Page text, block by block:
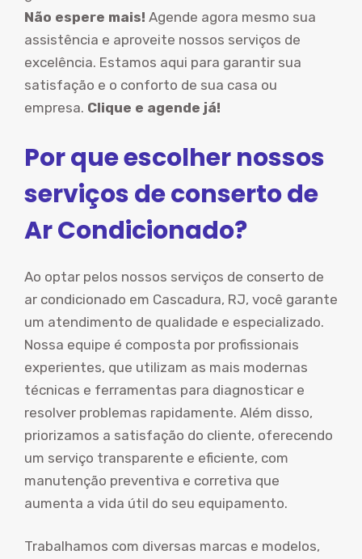
Não espere mais! Agende agora mesmo sua
assistência e aproveite nossos serviços de
excelência. Estamos aqui para garantir sua
satisfação e o conforto de sua casa ou
empresa. Clique e agende já!
Por que escolher nossos
serviços de conserto de
Ar Condicionado?
Ao optar pelos nossos serviços de conserto de
ar condicionado em Cascadura, RJ, você garante
um atendimento de qualidade e especializado.
Nossa equipe é composta por profissionais
experientes, que utilizam as mais modernas
técnicas e ferramentas para diagnosticar e
resolver problemas rapidamente. Além disso,
priorizamos a satisfação do cliente, oferecendo
um serviço transparente e eficiente, com
manutenção preventiva e corretiva que
aumenta a vida útil do seu equipamento.
Trabalhamos com diversas marcas e modelos,